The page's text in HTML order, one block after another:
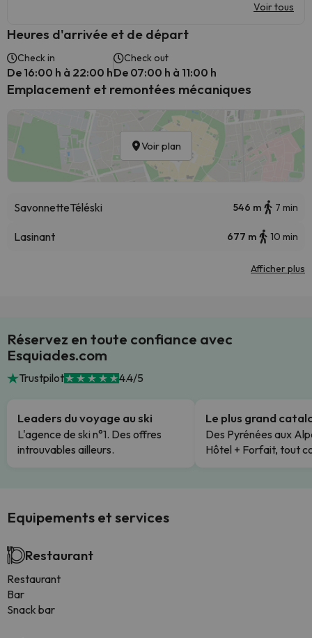
Voir tous
Heures d'arrivée et de départ
Check in
De 16:00 h à 22:00 h
Check out
De 07:00 h à 11:00 h
Emplacement et remontées mécaniques
Voir plan
SavonnetteTéléski 546 m 7 min
Lasinant 677 m 10 min
Afficher plus
Réservez en toute confiance avec
Esquiades.com
Trustpilot 4.4/5
Leaders du voyage au ski
L'agence de ski n°1. Des offres
introuvables ailleurs.
Le plus grand
Des Pyrénées aux
Hôtel + Forfait, tout
Equipements et services
Restaurant
Restaurant
Bar
Snack bar